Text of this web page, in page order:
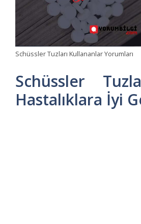
Schüssler Tuzları Kullananlar Yorumları
Schüssler
Hastalıklara İyi